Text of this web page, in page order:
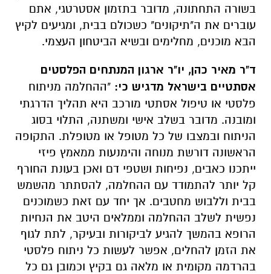
בשורה התחתונה, מדובר בתזמון אסטרטגי, אתם
עוברים את ה"תיקונים" כשכולם בבית, ומגיעים לקיץ
הבא מוכנים, מחלימים ובשיא הביטחון העצמי.
ד"ר מאיר כהן, יו"ר ארגון המנתחים הפלסטים
אסתטיים בישראל מדגיש כי: "ההחלמה מניתוח
פלסטי או טיפול אסתטי מורכב היא תהליך הדרגתי
ומובנה. מדובר בשלב אישי ומשתנה, התלוי בסוג
הניתוח ובמצבו של כל מטופל או מטופלת. התקופה
הראשונה דורשת מנוחה והימנעות ממאמץ פיזי
ייתכנו כאבים, נפיחות ושטפי דם ואכן בעונת החורף
קל יותר להתמודד עם ההחלמה, להסתתר מהשמש
בבית וללבוש מחטבים. אך יחד עם זאת כשמוכנים
נפשית לשלב ההחלמה וממלאים היטב את הנחיות
הרופא בהמשך להגיע לביקורות ובעיקר, לתת לגוף
את הזמן להחלים, אפשר לעשות כל ניתוח פלסטי
בהרדמה מקומית או מלאה גם בקיץ וכמובן גם כל